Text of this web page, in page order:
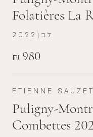
Folatières La
₪ 980
2022 לבן
ETIENNE SAUZET
Puligny-
Combettes